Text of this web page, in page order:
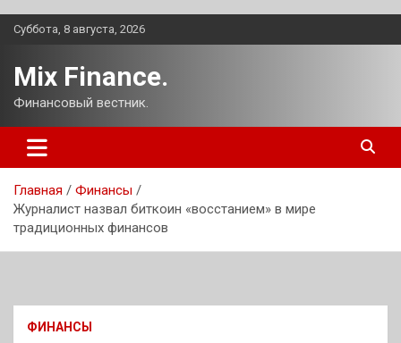
Перейти
Суббота, 8 августа, 2026
Mix Finance.
Финансовый вестник.
Главная
Финансы
Журналист назвал биткоин «восстанием» в мире
традиционных финансов
ФИНАНСЫ